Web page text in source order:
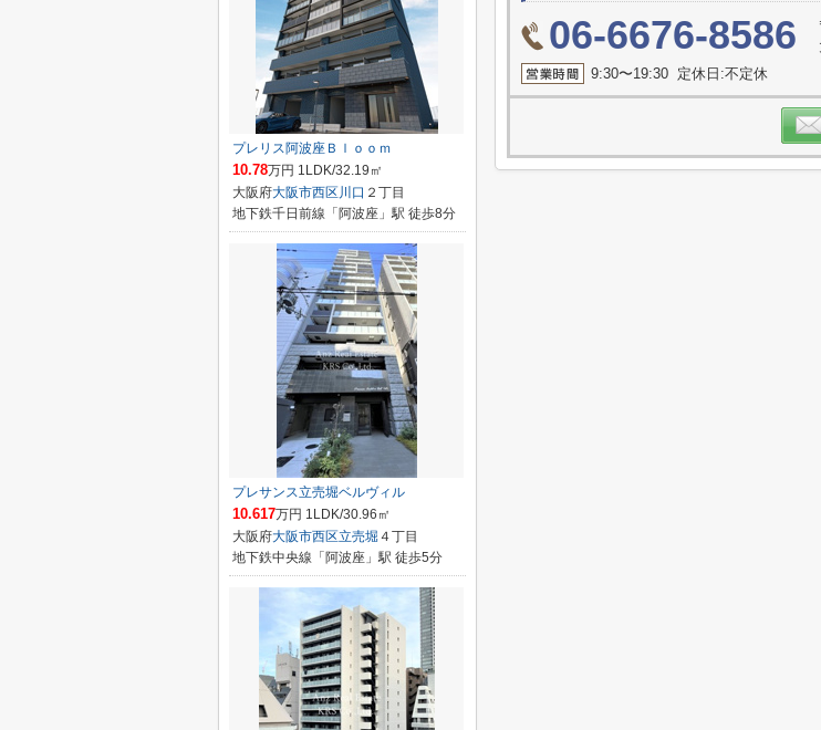
06-6676-8586
9:30〜19:30 定休日:不定休
プレリス阿波座Ｂｌｏｏｍ
10.78万円 1LDK/32.19㎡
大阪府大阪市西区 川口 ２丁目
地下鉄千日前線「阿波座」駅 徒歩8分
プレサンス立売堀ベルヴィル
10.617万円 1LDK/30.96㎡
大阪府大阪市西区立売堀４丁目
地下鉄中央線「阿波座」駅 徒歩5分